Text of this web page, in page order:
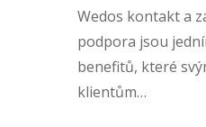
Wedos kontakt a
podpora jsou
benefitů, které
klientům…